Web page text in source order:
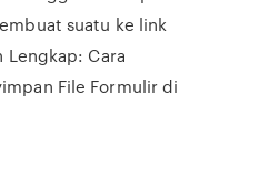
suatu ke link
Lengkap: Cara
File Formulir di